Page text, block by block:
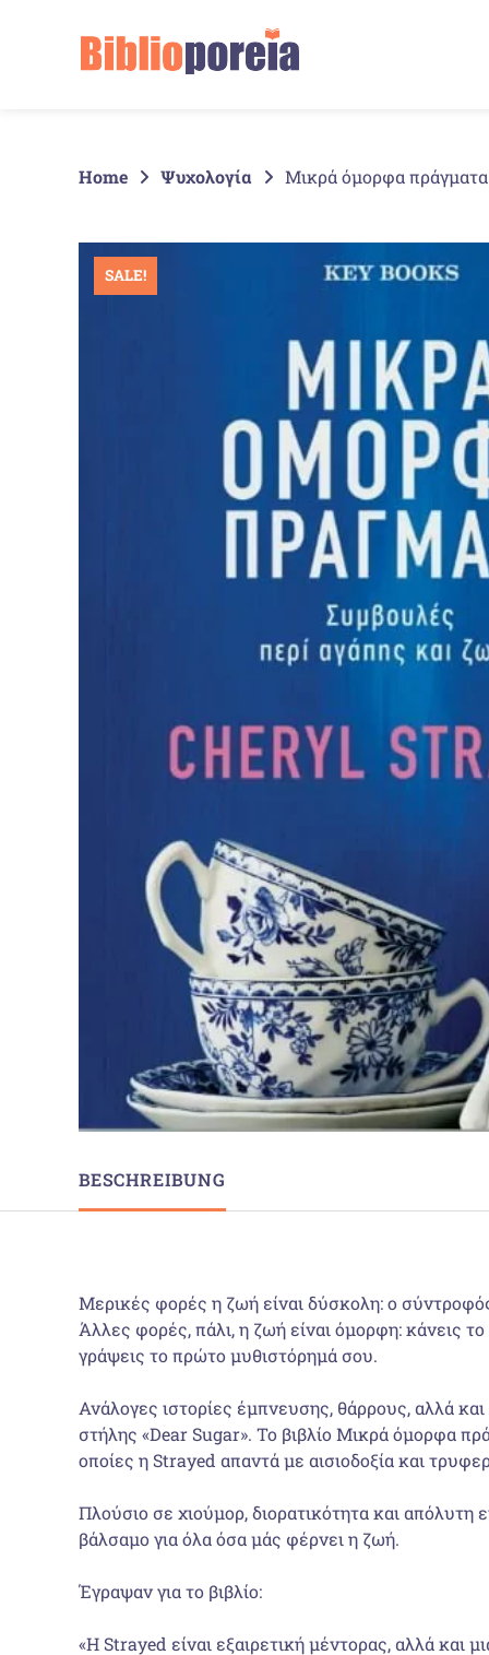
Home Ψυχολογία Μικρά όμορφα πράγματα
SALE!
BESCHREIBUNG
Μερικές φορές η ζωή είναι δύσκολη: ο
Άλλες φορές, πάλι, η ζωή είναι όμορφη: κάνεις
γράψεις το πρώτο μυθιστόρημά σου.
Ανάλογες ιστορίες έμπνευσης, θάρρους, αλλά
στήλης «Dear Sugar». Το βιβλίο Μικρά όμορφα
οποίες η Strayed απαντά με αισιοδοξία και
Πλούσιο σε χιούμορ, διορατικότητα και απόλυτη
βάλσαμο για όλα όσα μάς φέρνει η ζωή.
Έγραψαν για το βιβλίο:
«Η Strayed είναι εξαιρετική μέντορας, αλλά